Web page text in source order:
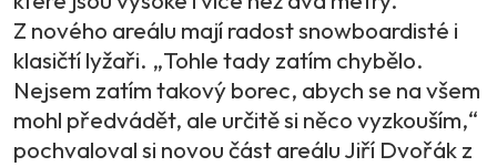
Z nového areálu mají radost snowboardisté i
klasičtí lyžaři. „Tohle tady zatím chybělo.
Nejsem zatím takový borec, abych se na všem
mohl předvádět, ale určitě si něco vyzkouším,“
pochvaloval si novou část areálu Jiří Dvořák z